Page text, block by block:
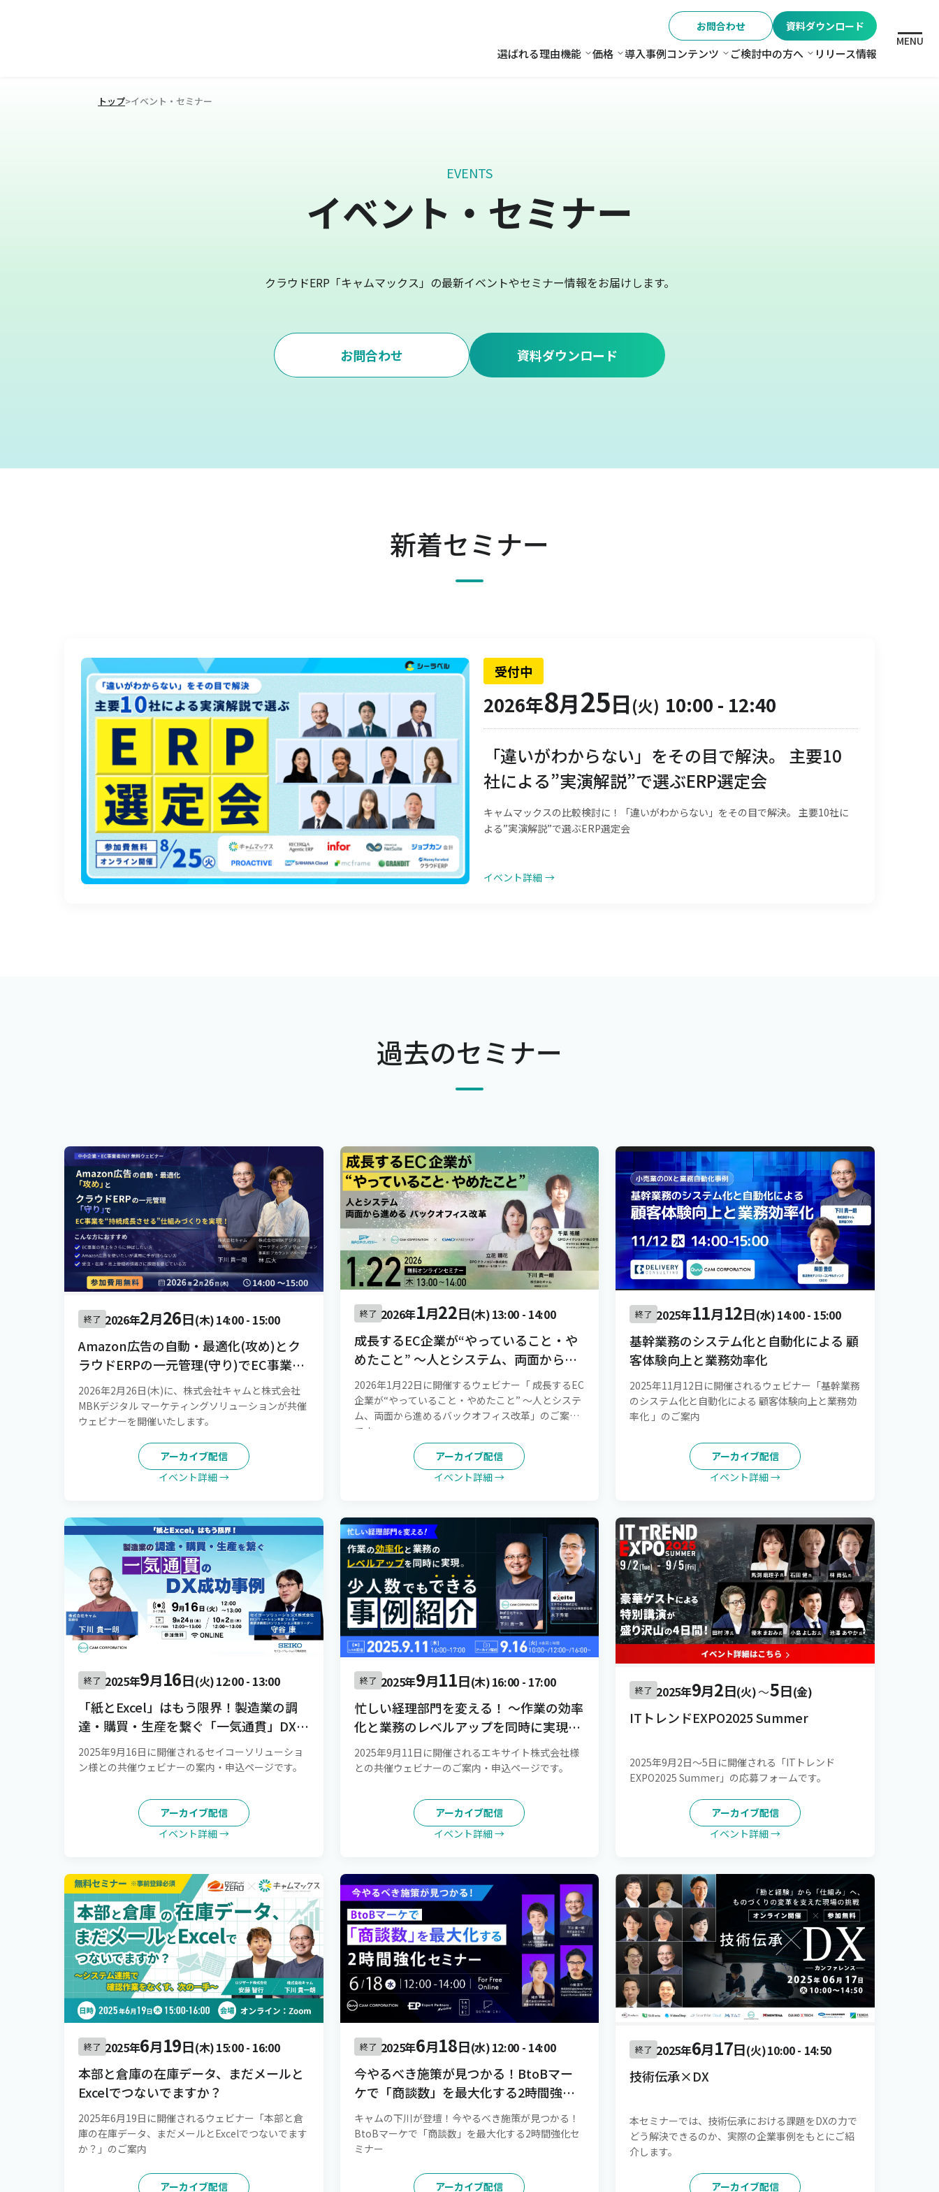
お問合わせ 資料ダウンロード
選ばれる理由機能 機能
価格 価格
導入事例コンテンツ コンテンツ
ご検討中の方へ ご検討中の方へ
リリース情報
MENU
トップ>イベント・セミナー
EVENTS
イベント・セミナー
クラウドERP「キャムマックス」の最新イベントやセミナー情報をお届けします。
お問合わせ 資料ダウンロード
新着セミナー
受付中
2026年8月25日(火) 10:00 - 12:40
「違いがわからない」をその目で解決。 主要10
社による”実演解説”で選ぶERP選定会
キャムマックスの比較検討に！「違いがわからない」をその目で解決。 主要10社に
よる”実演解説”で選ぶERP選定会
イベント詳細 →
過去のセミナー
終了 2026年2月26日(木)14:00- 15:00
Amazon広告の自動・最適化(攻め)とク
ラウドERPの一元管理(守り)でEC事業
を“持続成長させる”仕組みづくりを実
現！[録画配信]
2026年2月26日(木)に、株式会社キャムと株式会社
MBKデジタル マーケティングソリューションが共催
ウェビナーを開催いたします。
アーカイブ配信
イベント詳細 →
終了 2026年1月22日(木)13:00- 14:00
成長するEC企業が“やっていること・や
めたこと” 〜人とシステム、両面から進
めるバックオフィス改革
2026年1月22日に開催するウェビナー「 成長するEC
企業が“やっていること・やめたこと” 〜人とシステ
ム、両面から進めるバックオフィス改革」のご案内
です。
アーカイブ配信
イベント詳細 →
終了 2025年11月12日(水)14:00- 15:00
基幹業務のシステム化と自動化による 顧
客体験向上と業務効率化
2025年11月12日に開催されるウェビナー「基幹業務
のシステム化と自動化による 顧客体験向上と業務効
率化 」のご案内
アーカイブ配信
イベント詳細 →
終了 2025年9月16日(火)12:00- 13:00
「紙とExcel」はもう限界！製造業の調
達・購買・生産を繋ぐ「一気通貫」DX成
功事例
2025年9月16日に開催されるセイコーソリューショ
ン様との共催ウェビナーの案内・申込ページです。
アーカイブ配信
イベント詳細 →
終了 2025年9月11日(木)16:00- 17:00
忙しい経理部門を変える！ 〜作業の効率
化と業務のレベルアップを同時に実現。
少人数でもできる事例紹介〜
2025年9月11日に開催されるエキサイト株式会社様
との共催ウェビナーのご案内・申込ページです。
アーカイブ配信
イベント詳細 →
終了 2025年9月2日(火)〜5日(金)
ITトレンドEXPO2025 Summer
2025年9月2日～5日に開催される「ITトレンド
EXPO2025 Summer」の応募フォームです。
アーカイブ配信
イベント詳細 →
終了 2025年6月19日(木)15:00- 16:00
本部と倉庫の在庫データ、まだメールと
Excelでつないでますか？
2025年6月19日に開催されるウェビナー「本部と倉
庫の在庫データ、まだメールとExcelでつないでます
か？」のご案内
アーカイブ配信
終了 2025年6月18日(水)12:00- 14:00
今やるべき施策が見つかる！BtoBマー
ケで「商談数」を最大化する2時間強化
セミナー
キャムの下川が登壇！今やるべき施策が見つかる！
BtoBマーケで「商談数」を最大化する2時間強化セ
ミナー
アーカイブ配信
終了 2025年6月17日(火)10:00- 14:50
技術伝承×DX
本セミナーでは、技術伝承における課題をDXの力で
どう解決できるのか、実際の企業事例をもとにご紹
介します。
アーカイブ配信